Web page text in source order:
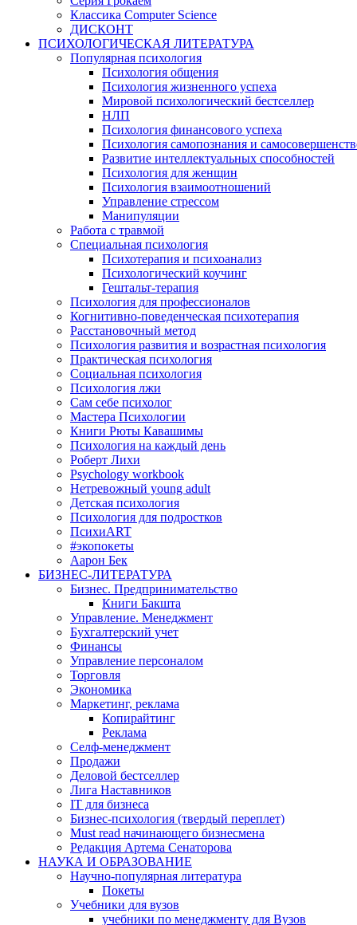
Классика Computer Science
ДИСКОНТ
ПСИХОЛОГИЧЕСКАЯ ЛИТЕРАТУРА
Популярная психология
Психология общения
Психология жизненного успеха
Мировой психологический бестселлер
НЛП
Психология финансового успеха
Психология самопознания и
Развитие интеллектуальных способностей
Психология для женщин
Психология взаимоотношений
Управление стрессом
Манипуляции
Работа с травмой
Специальная психология
Психотерапия и психоанализ
Психологический коучинг
Гештальт-терапия
Психология для профессионалов
Когнитивно-поведенческая психотерапия
Расстановочный метод
Психология развития и возрастная психология
Практическая психология
Социальная психология
Психология лжи
Сам себе психолог
Мастера Психологии
Книги Рюты Кавашимы
Психология на каждый день
Роберт Лихи
Psychology workbook
Нетревожный young adult
Детская психология
Психология для подростков
ПсихиART
#экопокеты
Аарон Бек
БИЗНЕС-ЛИТЕРАТУРА
Бизнес. Предпринимательство
Книги Бакшта
Управление. Менеджмент
Бухгалтерский учет
Финансы
Управление персоналом
Торговля
Экономика
Маркетинг, реклама
Копирайтинг
Реклама
Селф-менеджмент
Продажи
Деловой бестселлер
Лига Наставников
IT для бизнеса
Бизнес-психология (твердый переплет)
Must read начинающего бизнесмена
Редакция Артема Сенаторова
НАУКА И ОБРАЗОВАНИЕ
Научно-популярная литература
Покеты
Учебники для вузов
учебники по менеджменту для Вузов